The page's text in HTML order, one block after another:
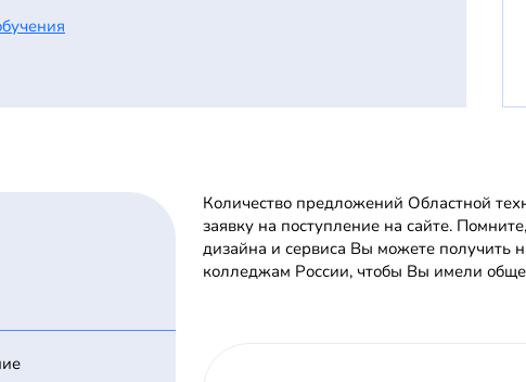
Количество предложений Областной
заявку на поступление на сайте.
дизайна и сервиса Вы можете получить
колледжам России, чтобы Вы имели